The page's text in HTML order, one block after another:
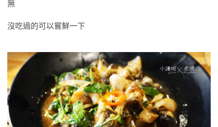
無
沒吃過的可以嘗鮮一下